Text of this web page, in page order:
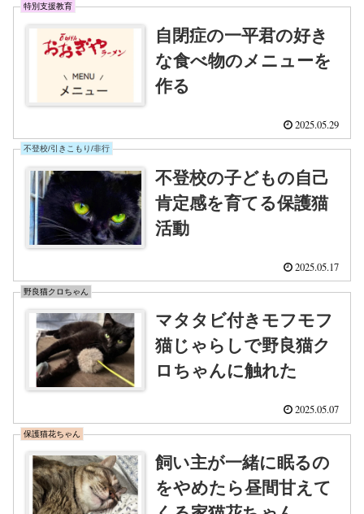
特別支援教育
自閉症の一平君の好き
な食べ物のメニューを
作る
2025.05.29
不登校/引きこもり/非行
不登校の子どもの自己
肯定感を育てる保護猫
活動
2025.05.17
野良猫クロちゃん
マタタビ付きモフモフ
猫じゃらしで野良猫ク
ロちゃんに触れた
2025.05.07
保護猫花ちゃん
飼い主が一緒に眠るの
をやめたら昼間甘えて